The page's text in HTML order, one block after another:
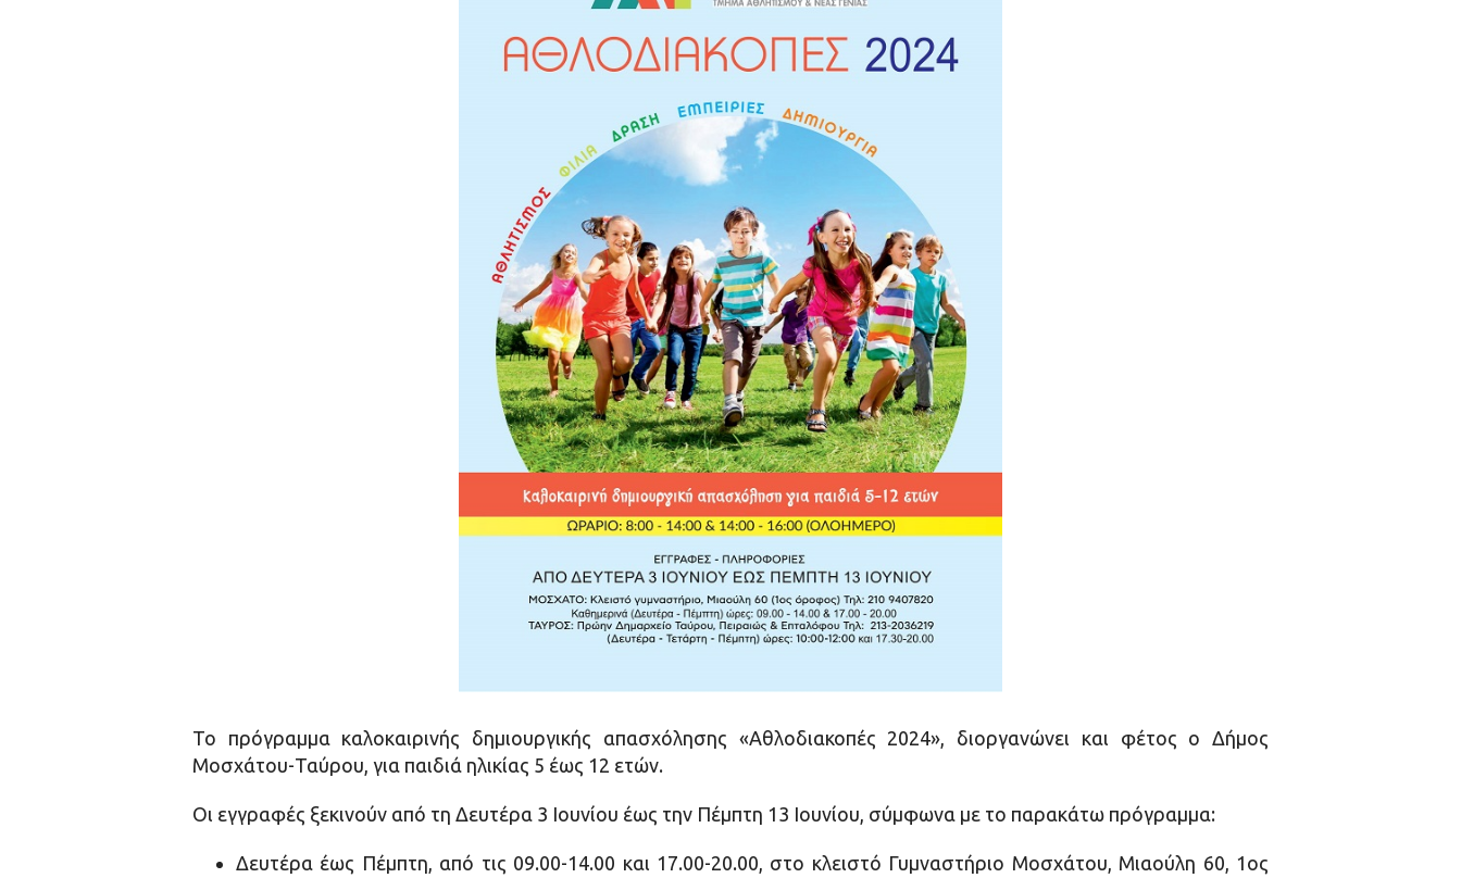
Το πρόγραμμα καλοκαιρινής δημιουργικής απασχόλησης «Αθλοδιακοπές 2024», διοργανώνει και φέτος ο Δήμος
Μοσχάτου-Ταύρου, για παιδιά ηλικίας 5 έως 12 ετών.
Οι εγγραφές ξεκινούν από τη Δευτέρα 3 Ιουνίου έως την Πέμπτη 13 Ιουνίου, σύμφωνα με το παρακάτω πρόγραμμα:
Δευτέρα έως Πέμπτη, από τις 09.00-14.00 και 17.00-20.00, στο κλειστό Γυμναστήριο Μοσχάτου, Μιαούλη 60, 1ος